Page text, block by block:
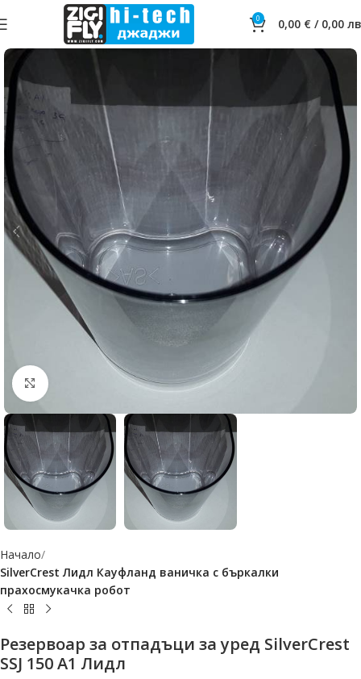
0 0,00 € / 0,00
Click to enlarge
Начало
SilverCrest Лидл Кауфланд ваничка с бъркалки
прахосмукачка робот
Резервоар за отпадъци за уред SilverCrest
SSJ 150 A1 Лидл